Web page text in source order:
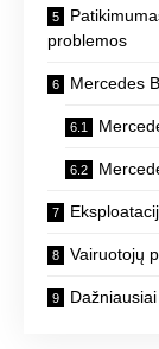
problemos
Mercedes
Vairuotojų